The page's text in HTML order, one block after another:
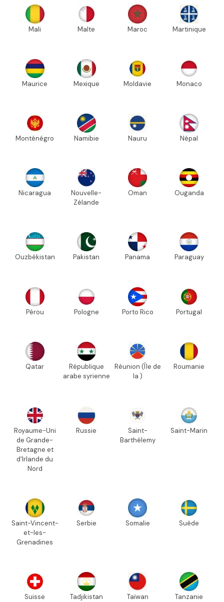
Mali Malte Maroc Martinique
Maurice Mexique Moldavie Monaco
Monténégro Namibie Nauru Népal
Nicaragua
Nouvelle-
Zélande
Oman Ouganda
Ouzbékistan Pakistan Panama Paraguay
Pérou Pologne Porto Rico Portugal
Qatar
République
arabe syrienne
Réunion (Île de
la )
Roumanie
Royaume-Uni
de Grande-
Bretagne et
d'Irlande du
Nord
Russie
Saint-
Barthélemy
Saint-Marin
Saint-Vincent-
et-les-
Grenadines
Serbie Somalie Suède
Suisse Tadjikistan Taïwan Tanzanie